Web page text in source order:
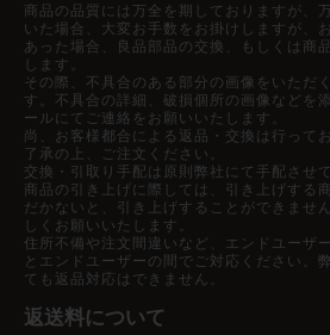
商品の品質には万全を期しておりますが、
いた場合、大変お手数をお掛けしますが、
あった場合、良品部品の交換、もしくは商
します。
その際、不具合のある部分の画像をいただ
す。不具合の詳細、破損個所の画像などを
ールにてご連絡をお願いいたします。
尚、お客様都合による返品・交換は行って
了承の上、ご注文ください。
交換・引取り手配は原則弊社にて手配させ
商品の引き上げに際しては、引き上げする
だかないと、引き上げすることができませ
しくお願いいたします。
住所不備や注文間違いなど、エンドユーザ
とエンドユーザーの間でご対応ください。
ても返品対応はできません。
返送料について